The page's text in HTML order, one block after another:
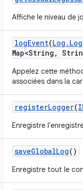
Affiche le niveau de
logEvent(Log . Log
Map<String ,
Appelez cette
associées dans la
registerLogger(
Enregistre
saveGlobalLog()
Enregistre tout le